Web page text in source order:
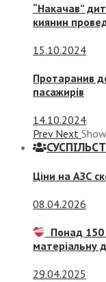
“Накачав”
киянин
15.10.2024
Протаранив
пасажирів
14.10.2024
Prev Next
Ціни на АЗС
08.04.2026
Понад
матеріальну
29.04.2025